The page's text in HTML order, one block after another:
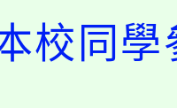
學年度第
甄選結果(
保險知識
校同學